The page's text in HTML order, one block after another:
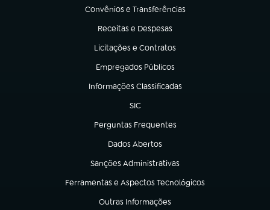
Convênios e Transferências
(abre em nova aba)
Receitas e Despesas
(abre em nova aba)
Licitações e Contratos
(abre em nova aba)
Empregados Públicos
(abre em nova aba)
Informações Classificadas
(abre em nova aba)
SIC
(abre em nova aba)
Perguntas Frequentes
(abre em nova aba)
Dados Abertos
(abre em nova aba)
Sanções Administrativas
(abre em nova aba)
Ferramentas e Aspectos Tecnológicos
(abre em nova aba)
Outras Informações
(abre em nova aba)